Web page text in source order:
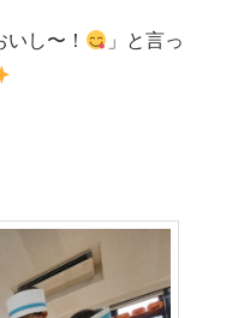
し〜！
」と言っ